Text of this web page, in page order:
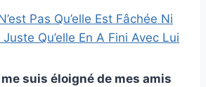
Pas Qu’elle Est Fâchée Ni
Juste Qu’elle En A Fini Avec Lui
suis éloigné de mes amis